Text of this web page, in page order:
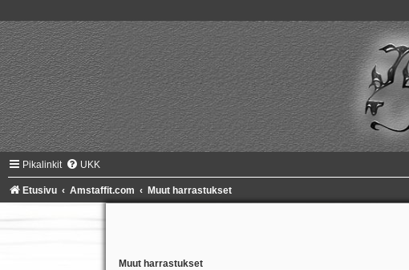
Pikalinkit UKK
Etusivu Amstaffit.com Muut harrastukset
Muut harrastukset